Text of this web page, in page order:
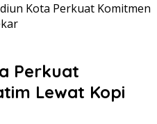
Kota Perkuat Komitmen
Perkuat
Lewat Kopi